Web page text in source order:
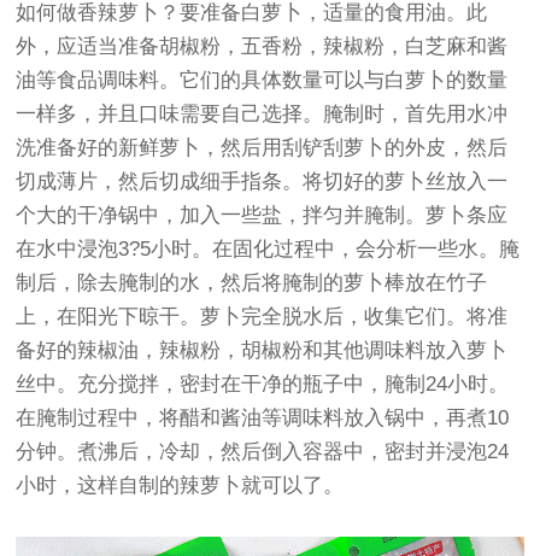
如何做香辣萝卜？要准备白萝卜，适量的食用油。此
外，应适当准备胡椒粉，五香粉，辣椒粉，白芝麻和酱
油等食品调味料。它们的具体数量可以与白萝卜的数量
一样多，并且口味需要自己选择。腌制时，首先用水冲
洗准备好的新鲜萝卜，然后用刮铲刮萝卜的外皮，然后
切成薄片，然后切成细手指条。将切好的萝卜丝放入一
个大的干净锅中，加入一些盐，拌匀并腌制。萝卜条应
在水中浸泡3?5小时。在固化过程中，会分析一些水。腌
制后，除去腌制的水，然后将腌制的萝卜棒放在竹子
上，在阳光下晾干。萝卜完全脱水后，收集它们。将准
备好的辣椒油，辣椒粉，胡椒粉和其他调味料放入萝卜
丝中。充分搅拌，密封在干净的瓶子中，腌制24小时。
在腌制过程中，将醋和酱油等调味料放入锅中，再煮10
分钟。煮沸后，冷却，然后倒入容器中，密封并浸泡24
小时，这样自制的辣萝卜就可以了。